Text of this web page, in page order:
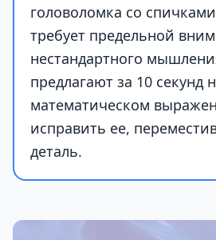
головоломка со
требует предельной
нестандартного
предлагают за 10 секунд
математическом
исправить ее,
деталь.